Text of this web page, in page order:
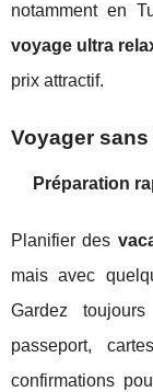
notamment en
voyage ultra
prix attractif.
Voyager
Préparation
Planifier des
mais avec
Gardez
passeport,
confirmations